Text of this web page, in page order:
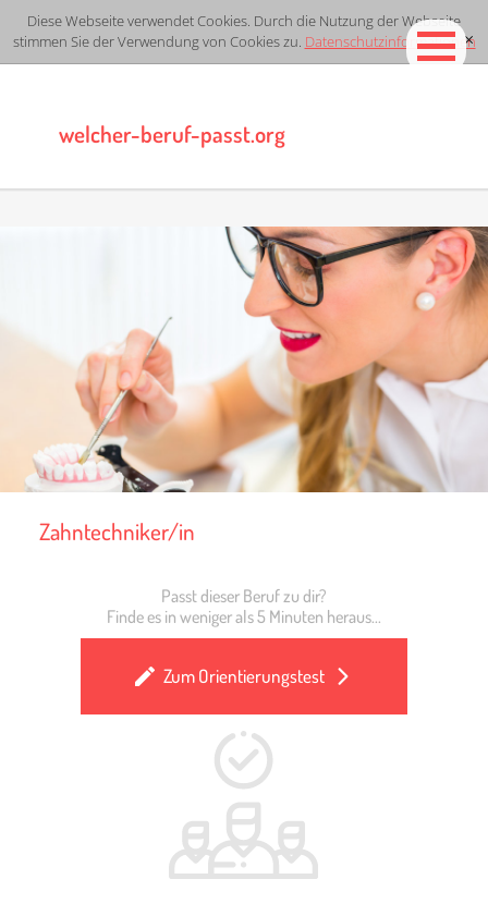
Diese Webseite verwendet Cookies. Durch die Nutzung der Webseite
stimmen Sie der Verwendung von Cookies zu. Datenschutzinformationen
[x]
welcher-beruf-passt.org
Zahntechniker/in
Passt dieser Beruf zu dir?
Finde es in weniger als 5 Minuten heraus...
Zum Orientierungstest